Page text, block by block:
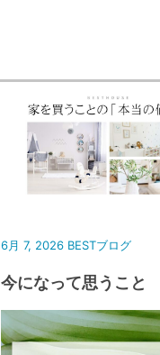
6月 7, 2026 BESTブログ
今になって思うこと